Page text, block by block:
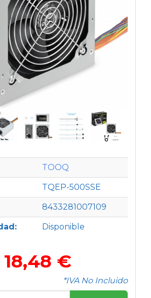
TOOQ
TQEP-500SSE
8433281007109
Disponible
18,48 €
*IVA No Incluido